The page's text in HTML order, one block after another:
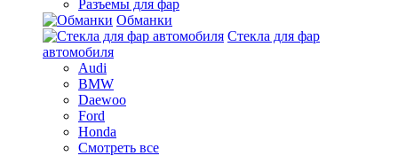
Разъемы для фар
Обманки
Стекла для фар
автомобиля
Audi
BMW
Daewoo
Ford
Honda
Смотреть все